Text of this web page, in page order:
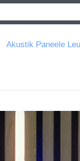
Akustik Paneele